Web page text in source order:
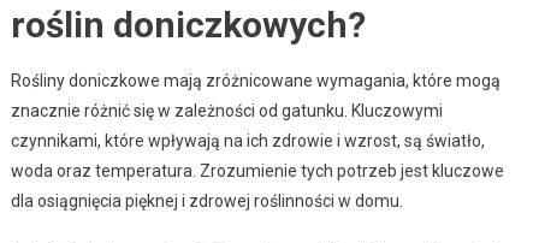
roślin doniczkowych?
Rośliny doniczkowe mają zróżnicowane wymagania, które mogą
znacznie różnić się w zależności od gatunku. Kluczowymi
czynnikami, które wpływają na ich zdrowie i wzrost, są światło,
woda oraz temperatura. Zrozumienie tych potrzeb jest kluczowe
dla osiągnięcia pięknej i zdrowej roślinności w domu.